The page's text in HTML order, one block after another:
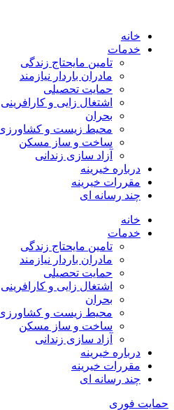
خانه
خدمات
تامین مایحتاج زندگی
مادران باردار نیازمند
حمایت تحصیلی
اشتغال زایی و کارافرینی
بحران
محیط زیست و
ساخت و ساز مسکن
آزاد سازی زندانی
درباره خیرینه
مقررات خیرینه
چند رسانه ای
خانه
خدمات
تامین مایحتاج زندگی
مادران باردار نیازمند
حمایت تحصیلی
اشتغال زایی و کارافرینی
بحران
محیط زیست و
ساخت و ساز مسکن
آزاد سازی زندانی
درباره خیرینه
مقررات خیرینه
چند رسانه ای
حمایت فوری